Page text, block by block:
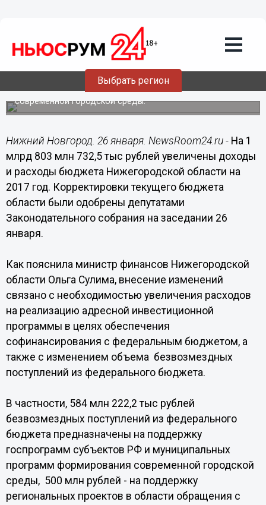
Выбрать регион
На 1,8 млрд рублей увеличены доходы
и расходы бюджета Нижегородской
области на 2017 год
Более 500 млн рублей предназначено на формирование
современной городской среды.
Нижний Новгород. 26 января. NewsRoom24.ru - На 1
млрд 803 млн 732,5 тыс рублей увеличены доходы
и расходы бюджета Нижегородской области на
2017 год. Корректировки текущего бюджета
области были одобрены депутатами
Законодательного собрания на заседании 26
января.
Как пояснила министр финансов Нижегородской
области Ольга Сулима, внесение изменений
связано с необходимостью увеличения расходов
на реализацию адресной инвестиционной
программы в целях обеспечения
софинансирования с федеральным бюджетом, а
также с изменением объема безвозмездных
поступлений из федерального бюджета.
В частности, 584 млн 222,2 тыс рублей
безвозмездных поступлений из федерального
бюджета предназначены на поддержку
госпрограмм субъектов РФ и муниципальных
программ формирования современной городской
среды, 500 млн рублей - на поддержку
региональных проектов в области обращения с